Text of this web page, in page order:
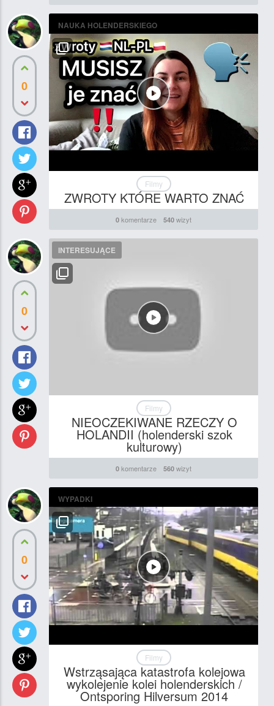
0
NAUKA HOLENDERSKIEGO
Filmy
ZWROTY KTÓRE WARTO ZNAĆ
0 komentarze 540 wizyt
0
INTERESUJĄCE
Filmy
NIEOCZEKIWANE RZECZY O
HOLANDII (holenderski szok
kulturowy)
0 komentarze 560 wizyt
0
WYPADKI
Filmy
Wstrząsająca katastrofa kolejowa
wykolejenie kolei holenderskich /
Ontsporing Hilversum 2014